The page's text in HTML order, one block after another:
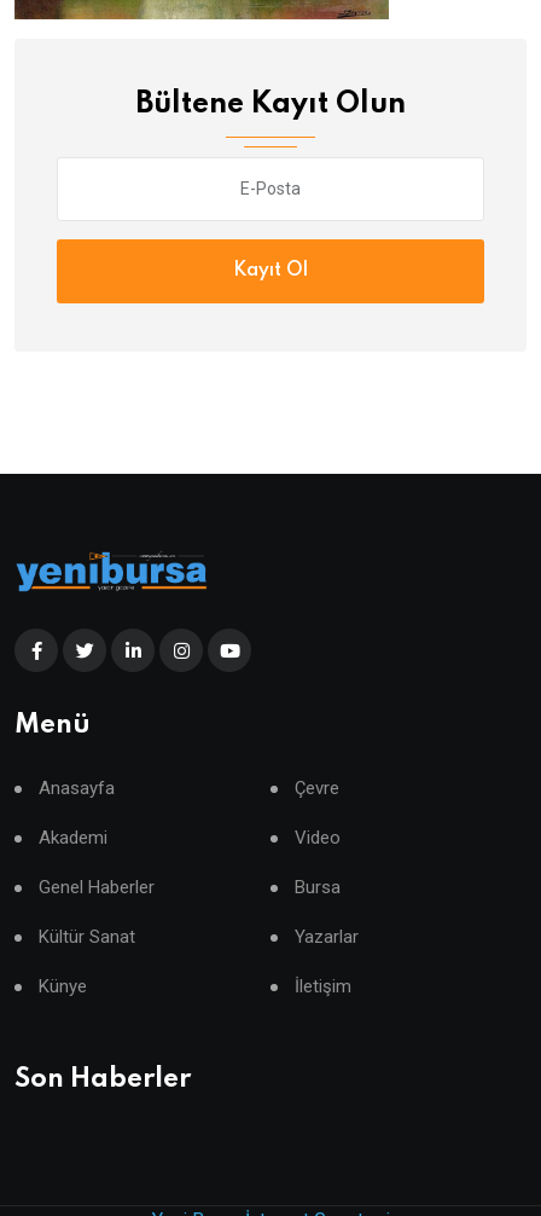
Bültene Kayıt Olun
Kayıt Ol
Menü
Anasayfa Çevre
Akademi Video
Genel Haberler Bursa
Kültür Sanat Yazarlar
Künye İletişim
Son Haberler